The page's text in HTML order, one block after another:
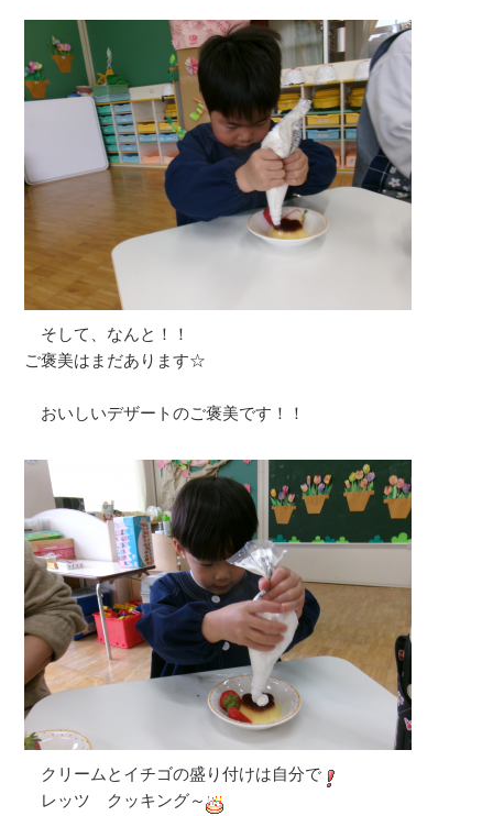
そして、なんと！！
ご褒美はまだあります☆
おいしいデザートのご褒美です！！
クリームとイチゴの盛り付けは自分で
レッツ クッキング～